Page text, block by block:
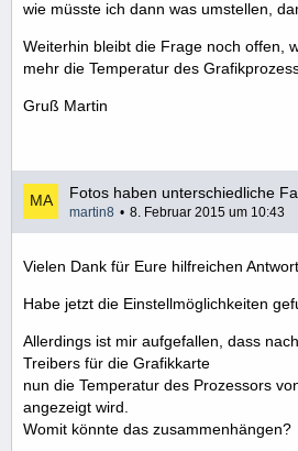
wie müsste ich dann was umstellen,
Weiterhin bleibt die Frage noch offen,
mehr die Temperatur des
Gruß Martin
Fotos haben unterschiedliche
martin8 8. Februar 2015 um 10:43
Vielen Dank für Eure hilfreichen
Habe jetzt die Einstellmöglichkeiten
Allerdings ist mir aufgefallen, dass
Treibers für die Grafikkarte
nun die Temperatur des Prozessors
angezeigt wird.
Womit könnte das zusammenhängen?